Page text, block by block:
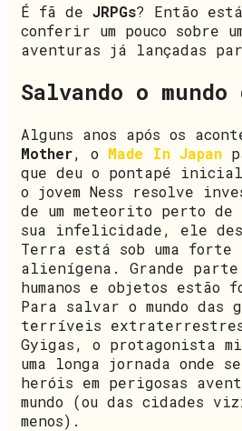
É fã de JRPGs? Então
conferir um pouco sobre
aventuras já lançadas
Salvando o mundo
Alguns anos após os
Mother, o Made In Japan
que deu o pontapé
o jovem Ness resolve
de um meteorito perto de
sua infelicidade, ele
Terra está sob uma
alienígena. Grande parte
humanos e objetos estão
Para salvar o mundo das
terríveis extraterrestres
Gyigas, o protagonista
uma longa jornada onde
heróis em perigosas
mundo (ou das cidades
menos).